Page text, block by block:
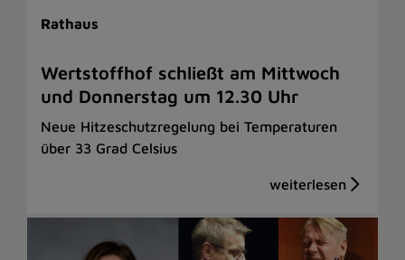
Rathaus
Wertstoffhof schließt am Mittwoch
und Donnerstag um 12.30 Uhr
Neue Hitzeschutzregelung bei Temperaturen
über 33 Grad Celsius